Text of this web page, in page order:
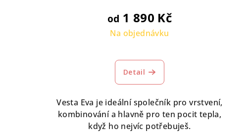
od 1 890 Kč
Na objednávku
Detail
Vesta Eva je ideální společník pro vrstvení,
kombinování a hlavně pro ten pocit tepla,
když ho nejvíc potřebuješ.